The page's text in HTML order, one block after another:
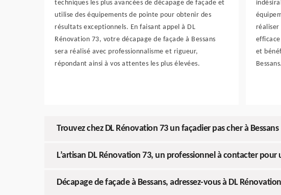
techniques les plus avancées de décapage de façade et
utilise des équipements de pointe pour obtenir des
résultats exceptionnels. En faisant appel à DL
Rénovation 73, votre décapage de façade à Bessans
sera réalisé avec professionnalisme et rigueur,
répondant ainsi à vos attentes les plus élevées.
réaliser
et
Trouvez chez DL Rénovation 73 un façadier pas cher à Bessans
L’artisan DL Rénovation 73, un professionnel à contacter pour
Décapage de façade à Bessans, adressez-vous à DL